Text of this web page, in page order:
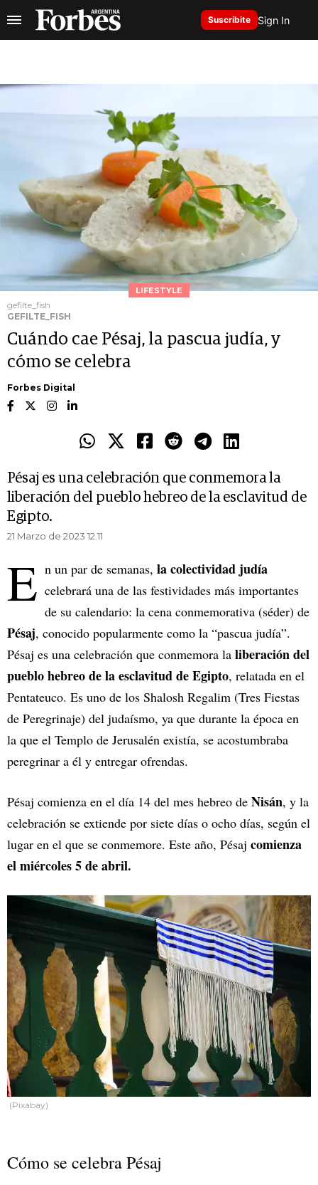
Suscribite Sign In
LIFESTYLE
gefilte_fish
GEFILTE_FISH
Cuándo cae Pésaj, la pascua judía, y
cómo se celebra
Forbes Digital
Pésaj es una celebración que conmemora la
liberación del pueblo hebreo de la esclavitud de
Egipto.
21 Marzo de 2023 12.11
E n un par de semanas, la colectividad judía
celebrará una de las festividades más importantes
de su calendario: la cena conmemorativa (séder) de
Pésaj, conocido popularmente como la “pascua judía”.
Pésaj es una celebración que conmemora la liberación del
pueblo hebreo de la esclavitud de Egipto, relatada en el
Pentateuco. Es uno de los Shalosh Regalim (Tres Fiestas
de Peregrinaje) del judaísmo, ya que durante la época en
la que el Templo de Jerusalén existía, se acostumbraba
peregrinar a él y entregar ofrendas.
Pésaj comienza en el día 14 del mes hebreo de Nisán, y la
celebración se extiende por siete días o ocho días, según el
lugar en el que se conmemore. Este año, Pésaj comienza
el miércoles 5 de abril.
(Pixabay)
Cómo se celebra Pésaj